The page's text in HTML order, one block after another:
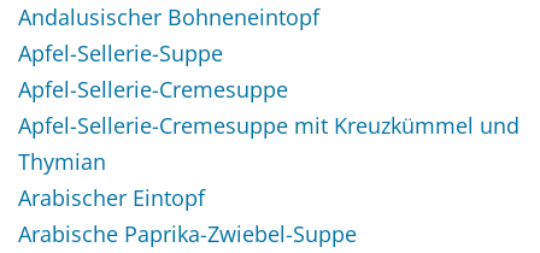
Andalusischer Bohneneintopf
Apfel-Sellerie-Suppe
Apfel-Sellerie-Cremesuppe
Apfel-Sellerie-Cremesuppe mit Kreuzkümmel und
Thymian
Arabischer Eintopf
Arabische Paprika-Zwiebel-Suppe